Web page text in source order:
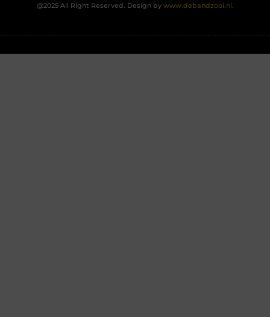
@2025 All Right Reserved. Design by www.debandzooi.nl.